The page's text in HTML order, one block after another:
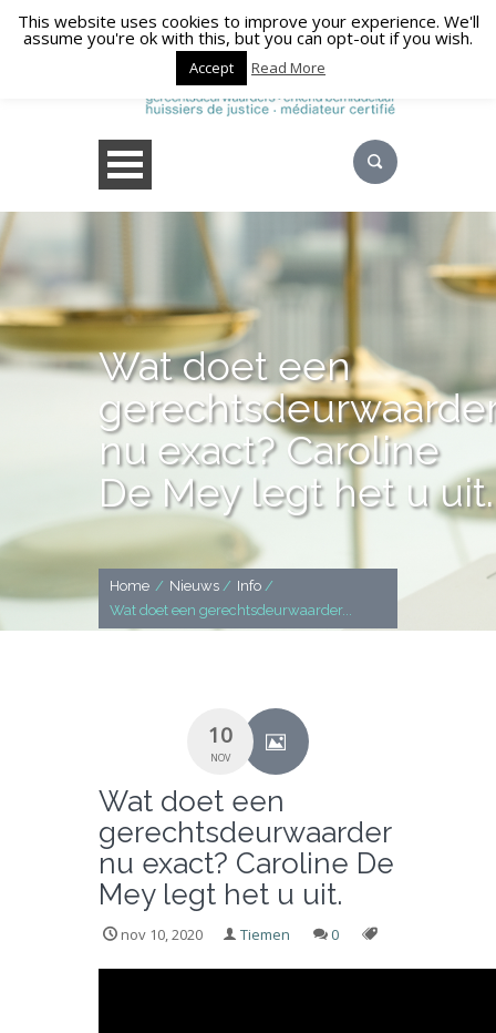
Wat doet een
nu exact? Caroline
De Mey legt het u uit.
Home / Nieuws / Info /
Wat doet een gerechtsdeurwaarder...
10
NOV
Wat doet een
gerechtsdeurwaarder
nu exact? Caroline De
Mey legt het u uit.
nov 10, 2020 Tiemen 0
This website uses cookies to improve your experience. We'll
assume you're ok with this, but you can opt-out if you wish.
Accept Read More